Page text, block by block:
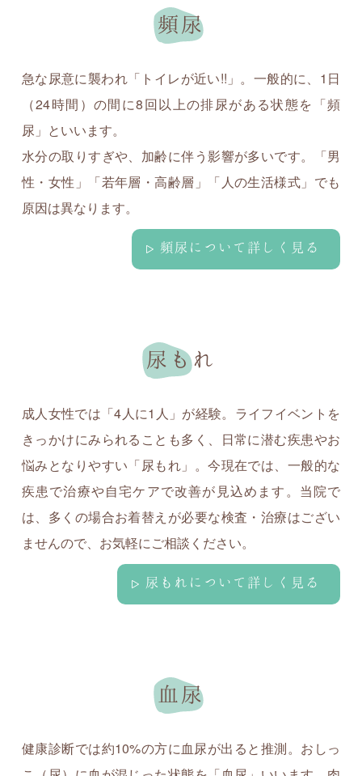
頻尿
急な尿意に襲われ「トイレが近い!!」。一般的に、1日
（24時間）の間に8回以上の排尿がある状態を「頻
尿」といいます。
水分の取りすぎや、加齢に伴う影響が多いです。「男
性・女性」「若年層・高齢層」「人の生活様式」でも
原因は異なります。
頻尿について詳しく見る
尿もれ
成人女性では「4人に1人」が経験。ライフイベントを
きっかけにみられることも多く、日常に潜む疾患やお
悩みとなりやすい「尿もれ」。今現在では、一般的な
疾患で治療や自宅ケアで改善が見込めます。当院で
は、多くの場合お着替えが必要な検査・治療はござい
ませんので、お気軽にご相談ください。
尿もれについて詳しく見る
血尿
健康診断では約10%の方に血尿が出ると推測。おしっ